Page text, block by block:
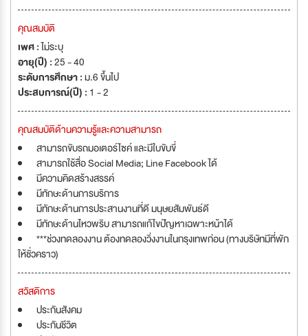
คุณสมบัติ
เพศ :ไม่ระบุ
อายุ(ปี) :25 - 40
ระดับการศึกษา :ม.6 ขึ้นไป
ประสบการณ์(ปี) : 1 - 2
คุณสมบัติด้านความรู้และความสามารถ
สามารถขับรถมอเตอร์ไซค์ และมีใบขับขี่
สามารถใช้สื่อ Social Media; Line Facebook ได้
มีความคิดสร้างสรรค์
มีทักษะด้านการบริการ
มีทักษะด้านการประสานงานที่ดี มนุษยสัมพันธ์ดี
มีทักษะด้านไหวพริบ สามารถแก้ไขปัญหาเฉพาะหน้าได้
***ช่วงทดลองงาน ต้องทดลองวิ่งงานในกรุงเทพก่อน (ทางบริษัทมีที่พัก
ให้ชั่วคราว)
สวัสดิการ
ประกันสังคม
ประกันชีวิต